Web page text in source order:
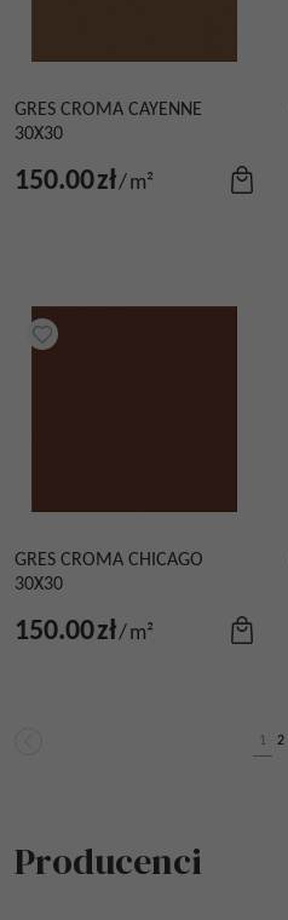
GRES CROMA CAYENNE
30X30
150.00zł/m²
GRES CROMA CHICAGO
30X30
150.00zł/m²
1 2
Producenci